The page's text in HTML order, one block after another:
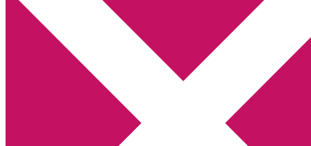
Hem
Boktolva
Författarfemman
Kontakt
Webbshop Amazon